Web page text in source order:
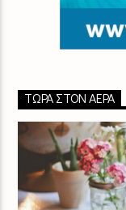
ΤΏΡΑ ΣΤΟΝ ΑΈΡΑ